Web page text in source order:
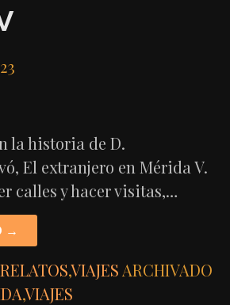
la historia de D.
El extranjero en Mérida V.
calles y hacer visitas,…
→
RELATOS,VIAJES ARCHIVADO
,VIAJES